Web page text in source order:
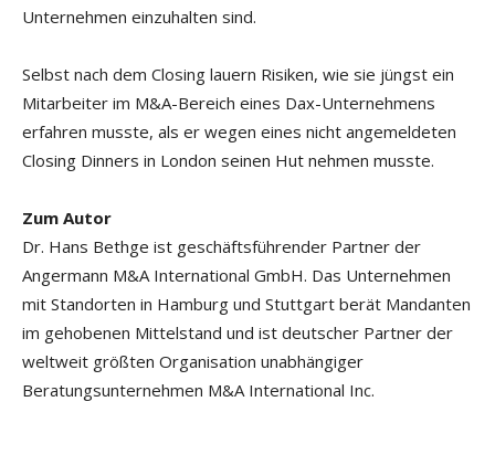
Unternehmen einzuhalten sind.
Selbst nach dem Closing lauern Risiken, wie sie jüngst ein
Mitarbeiter im M&A-Bereich eines Dax-Unternehmens
erfahren musste, als er wegen eines nicht angemeldeten
Closing Dinners in London seinen Hut nehmen musste.
Zum Autor
Dr. Hans Bethge ist geschäftsführender Partner der
Angermann M&A International GmbH. Das Unternehmen
mit Standorten in Hamburg und Stuttgart berät Mandanten
im gehobenen Mittelstand und ist deutscher Partner der
weltweit größten Organisation unabhängiger
Beratungsunternehmen M&A International Inc.